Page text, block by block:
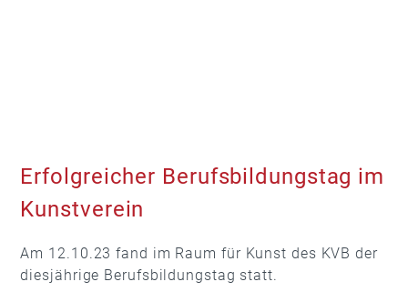
Erfolgreicher Berufsbildungstag im
Kunstverein
Am 12.10.23 fand im Raum für Kunst des KVB der
diesjährige Berufsbildungstag statt.